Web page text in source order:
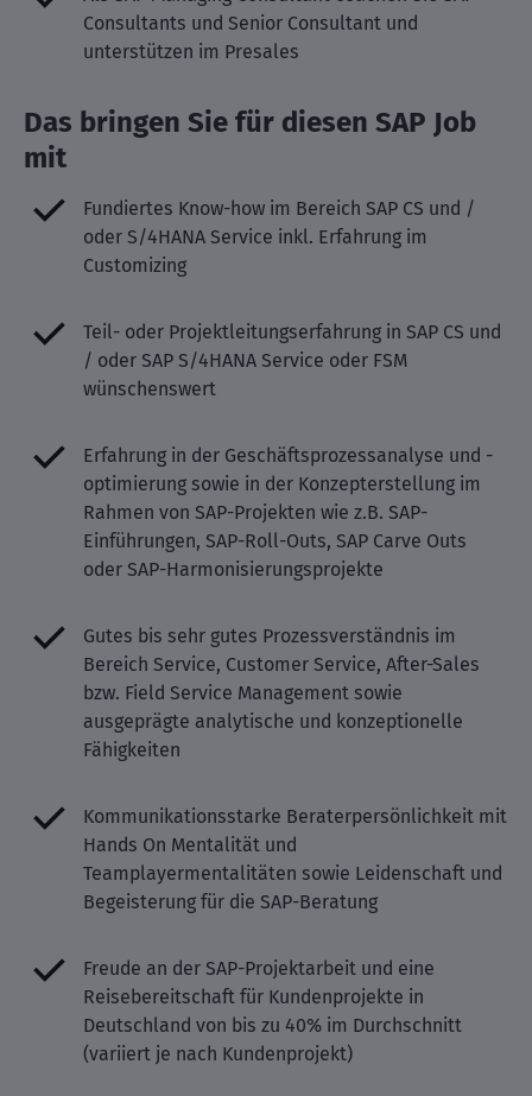
Consultants und Senior Consultant und
unterstützen im Presales
Das bringen Sie für diesen SAP Job
mit
Fundiertes Know-how im Bereich SAP CS und /
oder S/4HANA Service inkl. Erfahrung im
Customizing
Teil- oder Projektleitungserfahrung in SAP CS und
/ oder SAP S/4HANA Service oder FSM
wünschenswert
Erfahrung in der Geschäftsprozessanalyse und -
optimierung sowie in der Konzepterstellung im
Rahmen von SAP-Projekten wie z.B. SAP-
Einführungen, SAP-Roll-Outs, SAP Carve Outs
oder SAP-Harmonisierungsprojekte
Gutes bis sehr gutes Prozessverständnis im
Bereich Service, Customer Service, After-Sales
bzw. Field Service Management sowie
ausgeprägte analytische und konzeptionelle
Fähigkeiten
Kommunikationsstarke Beraterpersönlichkeit mit
Hands On Mentalität und
Teamplayermentalitäten sowie Leidenschaft und
Begeisterung für die SAP-Beratung
Freude an der SAP-Projektarbeit und eine
Reisebereitschaft für Kundenprojekte in
Deutschland von bis zu 40% im Durchschnitt
(variiert je nach Kundenprojekt)